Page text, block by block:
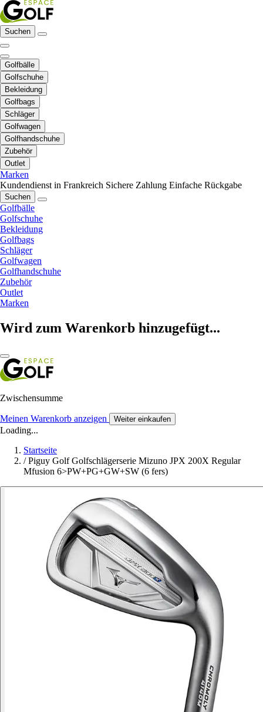
Suchen
Golfbälle
Golfschuhe
Bekleidung
Golfbags
Schläger
Golfwagen
Golfhandschuhe
Zubehör
Outlet
Marken
Kundendienst in Frankreich Sichere Zahlung Einfache Rückgabe
Suchen
Golfbälle
Golfschuhe
Bekleidung
Golfbags
Schläger
Golfwagen
Golfhandschuhe
Zubehör
Outlet
Marken
Wird zum Warenkorb hinzugefügt...
Zwischensumme
Meinen Warenkorb anzeigen Weiter einkaufen
Loading...
Startseite
/ Piguy Golf Golfschlägerserie Mizuno JPX 200X Regular
Mfusion 6>PW+PG+GW+SW (6 fers)